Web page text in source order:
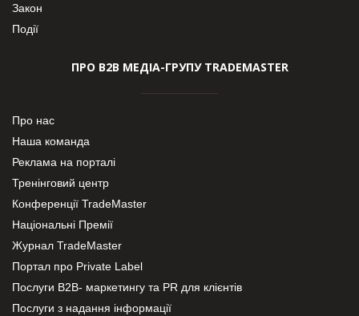
Закон
Події
ПРО В2В МЕДІА-ГРУПУ TRADEMASTER
Про нас
Наша команда
Реклама на порталі
Тренінговий центр
Конференції TradeMaster
Національні Премії
Журнал TradeMaster
Портал про Private Label
Послуги В2В- маркетингу та PR для клієнтів
Послуги з надання інформації